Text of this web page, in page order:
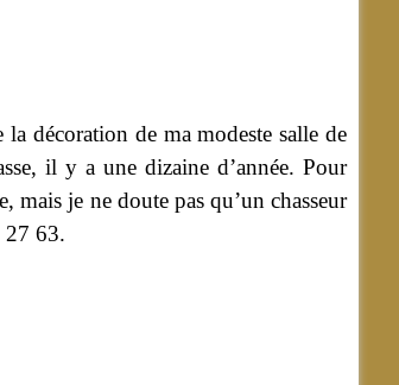
décoration de ma modeste salle de
il y a une dizaine d’année. Pour
mais je ne doute pas qu’un chasseur
27 63.